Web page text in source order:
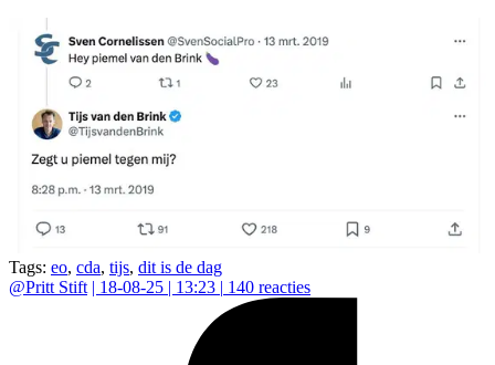
Tags: eo, cda, tijs, dit is de dag
@Pritt Stift | 18-08-25 | 13:23 | 140 reacties